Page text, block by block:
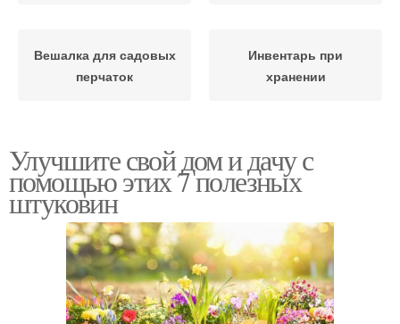
Вешалка для садовых
перчаток
Инвентарь при
хранении
Улучшите свой дом и дачу с
помощью этих 7 полезных
штуковин